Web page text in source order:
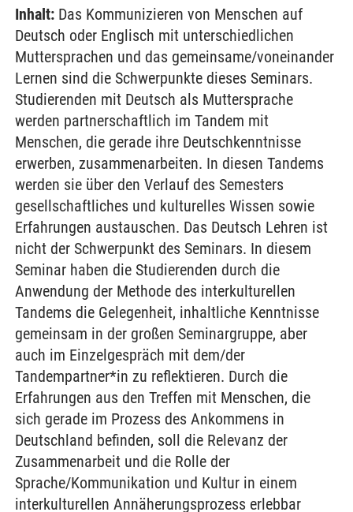
Inhalt: Das Kommunizieren von Menschen auf
Deutsch oder Englisch mit unterschiedlichen
Muttersprachen und das gemeinsame/voneinander
Lernen sind die Schwerpunkte dieses Seminars.
Studierenden mit Deutsch als Muttersprache
werden partnerschaftlich im Tandem mit
Menschen, die gerade ihre Deutschkenntnisse
erwerben, zusammenarbeiten. In diesen Tandems
werden sie über den Verlauf des Semesters
gesellschaftliches und kulturelles Wissen sowie
Erfahrungen austauschen. Das Deutsch Lehren ist
nicht der Schwerpunkt des Seminars. In diesem
Seminar haben die Studierenden durch die
Anwendung der Methode des interkulturellen
Tandems die Gelegenheit, inhaltliche Kenntnisse
gemeinsam in der großen Seminargruppe, aber
auch im Einzelgespräch mit dem/der
Tandempartner*in zu reflektieren. Durch die
Erfahrungen aus den Treffen mit Menschen, die
sich gerade im Prozess des Ankommens in
Deutschland befinden, soll die Relevanz der
Zusammenarbeit und die Rolle der
Sprache/Kommunikation und Kultur in einem
interkulturellen Annäherungsprozess erlebbar